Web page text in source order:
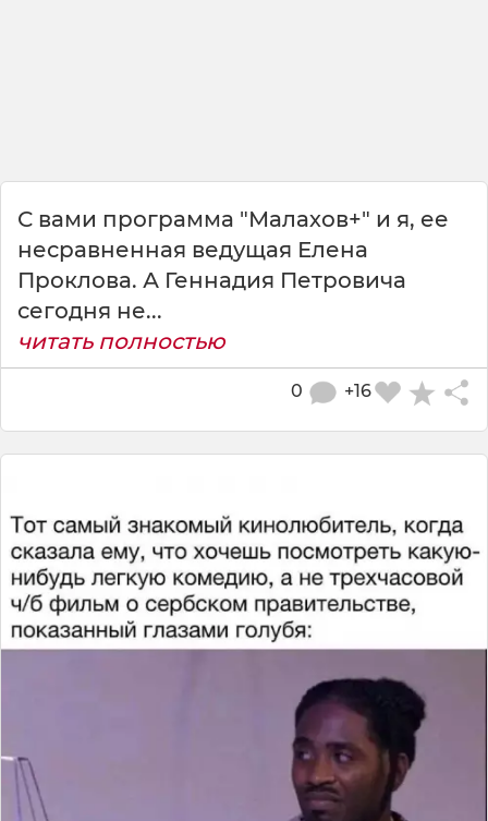
С вами программа "Малахов+" и я, ее
несравненная ведущая Елена
Проклова. А Геннадия Петровича
сегодня не...
читать полностью
+16
0